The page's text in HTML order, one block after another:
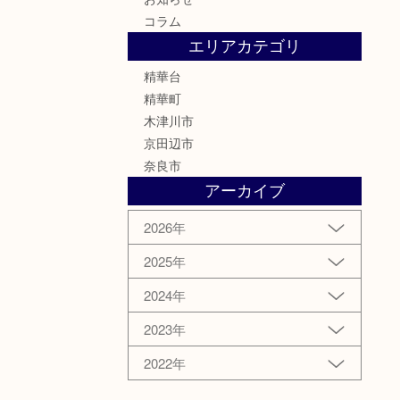
コラム
エリアカテゴリ
精華台
精華町
木津川市
京田辺市
奈良市
アーカイブ
2026年
2025年
2024年
2023年
2022年